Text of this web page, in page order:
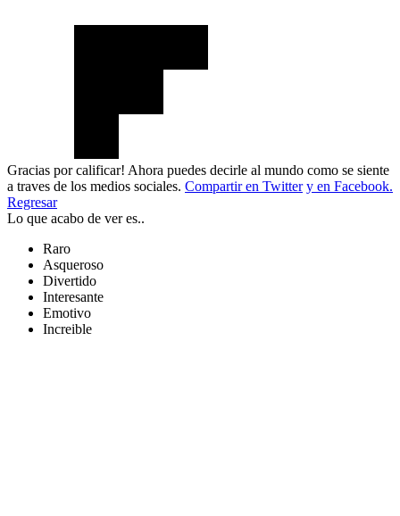
Gracias por calificar! Ahora puedes decirle al mundo como se siente
a traves de los medios sociales. Compartir en Twitter y en Facebook.
Regresar
Lo que acabo de ver es..
Raro
Asqueroso
Divertido
Interesante
Emotivo
Increible